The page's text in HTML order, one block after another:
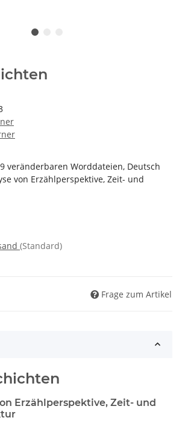
veränderbaren Worddateien, Deutsch
von Erzählperspektive, Zeit- und
(Standard)
Frage zum Artikel
Erzählperspektive, Zeit- und